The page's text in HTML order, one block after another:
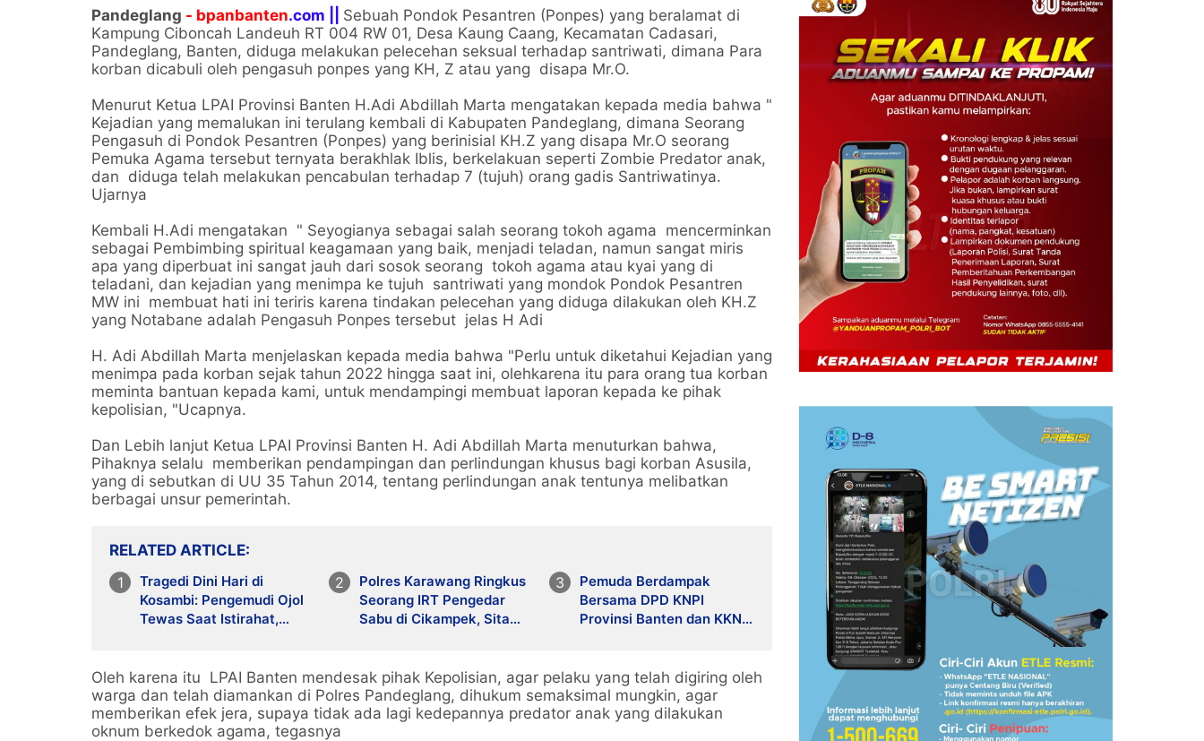
Pandeglang - bpanbanten.com || Sebuah Pondok Pesantren (Ponpes) yang beralamat di
Kampung Ciboncah Landeuh RT 004 RW 01, Desa Kaung Caang, Kecamatan Cadasari,
Pandeglang, Banten, diduga melakukan pelecehan seksual terhadap santriwati, dimana Para
korban dicabuli oleh pengasuh ponpes yang KH, Z atau yang disapa Mr.O.
Menurut Ketua LPAI Provinsi Banten H.Adi Abdillah Marta mengatakan kepada media bahwa "
Kejadian yang memalukan ini terulang kembali di Kabupaten Pandeglang, dimana Seorang
Pengasuh di Pondok Pesantren (Ponpes) yang berinisial KH.Z yang disapa Mr.O seorang
Pemuka Agama tersebut ternyata berakhlak Iblis, berkelakuan seperti Zombie Predator anak,
dan diduga telah melakukan pencabulan terhadap 7 (tujuh) orang gadis Santriwatinya.
Ujarnya
Kembali H.Adi mengatakan " Seyogianya sebagai salah seorang tokoh agama mencerminkan
sebagai Pembimbing spiritual keagamaan yang baik, menjadi teladan, namun sangat miris
apa yang diperbuat ini sangat jauh dari sosok seorang tokoh agama atau kyai yang di
teladani, dan kejadian yang menimpa ke tujuh santriwati yang mondok Pondok Pesantren
MW ini membuat hati ini teriris karena tindakan pelecehan yang diduga dilakukan oleh KH.Z
yang Notabane adalah Pengasuh Ponpes tersebut jelas H Adi
H. Adi Abdillah Marta menjelaskan kepada media bahwa "Perlu untuk diketahui Kejadian yang
menimpa pada korban sejak tahun 2022 hingga saat ini, olehkarena itu para orang tua korban
meminta bantuan kepada kami, untuk mendampingi membuat laporan kepada ke pihak
kepolisian, "Ucapnya.
Dan Lebih lanjut Ketua LPAI Provinsi Banten H. Adi Abdillah Marta menuturkan bahwa,
Pihaknya selalu memberikan pendampingan dan perlindungan khusus bagi korban Asusila,
yang di sebutkan di UU 35 Tahun 2014, tentang perlindungan anak tentunya melibatkan
berbagai unsur pemerintah.
RELATED ARTICLE
Tragedi Dini Hari di
Kosambi: Pengemudi Ojol
Tewas Saat Istirahat,
Polres Karawang Ringkus
Seorang IRT Pengedar
Sabu di Cikampek, Sita
Pemuda Berdampak
Bersama DPD KNPI
Provinsi Banten dan KKN
Oleh karena itu LPAI Banten mendesak pihak Kepolisian, agar pelaku yang telah digiring oleh
warga dan telah diamankan di Polres Pandeglang, dihukum semaksimal mungkin, agar
memberikan efek jera, supaya tidak ada lagi kedepannya predator anak yang dilakukan
oknum berkedok agama, tegasnya